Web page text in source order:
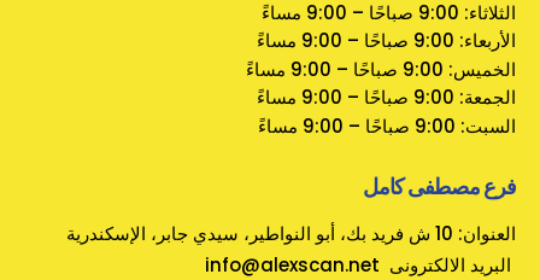
الثلاثاء: 9:00 صباحًا – 9:00 مساءً
الأربعاء: 9:00 صباحًا – 9:00 مساءً
الخميس: 9:00 صباحًا – 9:00 مساءً
الجمعة: 9:00 صباحًا – 9:00 مساءً
السبت: 9:00 صباحًا – 9:00 مساءً
فرع مصطفى كامل
العنوان: 10 ش فريد بك، أبو النواطير، سيدي جابر، الإسكندرية